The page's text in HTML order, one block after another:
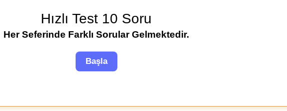
Hızlı Test 10 Soru
Her Seferinde Farklı Sorular Gelmektedir.